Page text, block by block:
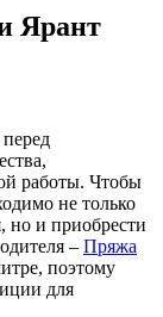
Ярант
работы. Чтобы
не только
но и приобрести
– Пряжа
поэтому
для